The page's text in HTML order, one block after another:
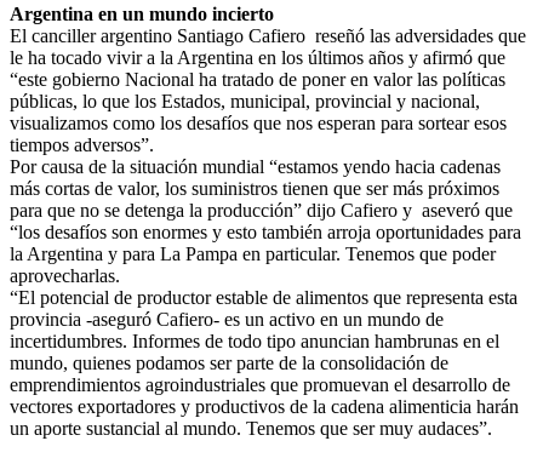
Argentina en un mundo incierto
El canciller argentino Santiago Cafiero reseñó las adversidades que
le ha tocado vivir a la Argentina en los últimos años y afirmó que
“este gobierno Nacional ha tratado de poner en valor las políticas
públicas, lo que los Estados, municipal, provincial y nacional,
visualizamos como los desafíos que nos esperan para sortear esos
tiempos adversos”.
Por causa de la situación mundial “estamos yendo hacia cadenas
más cortas de valor, los suministros tienen que ser más próximos
para que no se detenga la producción” dijo Cafiero y aseveró que
“los desafíos son enormes y esto también arroja oportunidades para
la Argentina y para La Pampa en particular. Tenemos que poder
aprovecharlas.
“El potencial de productor estable de alimentos que representa esta
provincia -aseguró Cafiero- es un activo en un mundo de
incertidumbres. Informes de todo tipo anuncian hambrunas en el
mundo, quienes podamos ser parte de la consolidación de
emprendimientos agroindustriales que promuevan el desarrollo de
vectores exportadores y productivos de la cadena alimenticia harán
un aporte sustancial al mundo. Tenemos que ser muy audaces”.